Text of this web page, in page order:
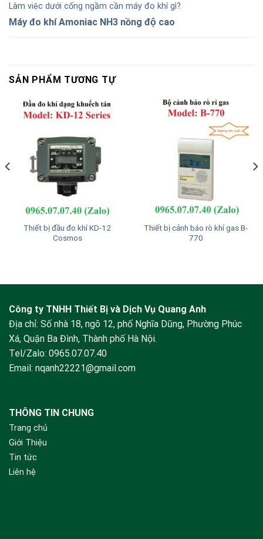
Làm việc dưới cống ngầm cần máy đo khí gì?
Máy đo khí Amoniac NH3 nồng độ cao
SẢN PHẨM TƯƠNG TỰ
Thiết bị đầu đo khí KD-12
Cosmos
Thiết bị cảnh báo rò khí gas B-
770
Công ty TNHH Thiết Bị và Dịch Vụ Quang Anh
Địa chỉ: Số nhà 18, ngõ 12, phố Nghĩa Dũng, Phường Phúc
Xá, Quận Ba Đình, Thành phố Hà Nội.
Tel/Zalo: 0965.07.07.40
Email: nqanh22221@gmail.com
THÔNG TIN CHUNG
Trang chủ
Giới Thiệu
Tin tức
Liên hệ